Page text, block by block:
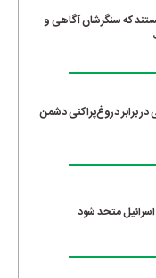
که سنگرشان آگاهی و
در برابر دروغ‌پراکنی دشمن
اسرائیل متحد شود